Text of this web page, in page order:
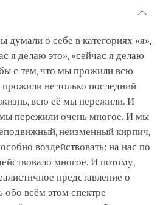
о себе в категориях «я»,
я делаю это», «сейчас я делаю
с тем, что мы прожили всю
не только последний
всю её мы пережили. И
пережили очень многое. И мы
неизменный кирпич,
воздействовать: на нас по
многое. И потому,
представление о
всём этом спектре